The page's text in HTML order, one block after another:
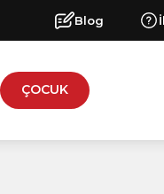
Blog
ÇOCUK